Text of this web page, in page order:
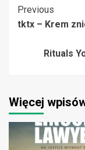
Post
Previous
tktx – Krem
Rituals
Więcej